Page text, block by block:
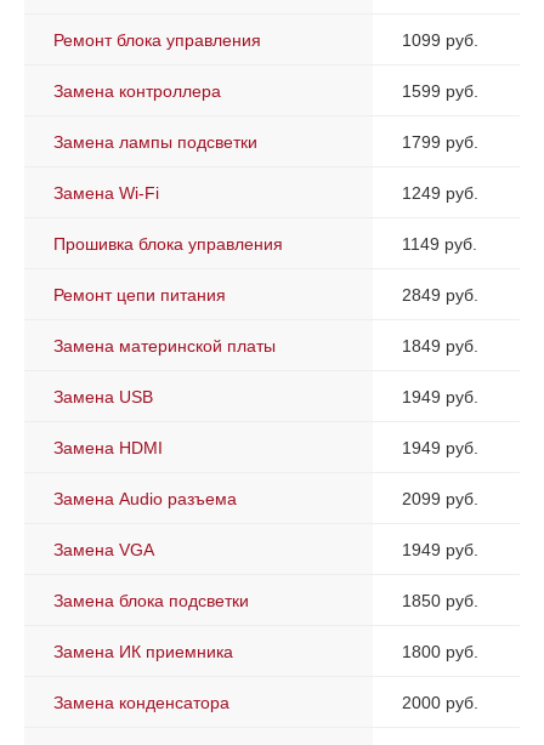
Ремонт блока управления 1099 руб.
Замена контроллера 1599 руб.
Замена лампы подсветки 1799 руб.
Замена Wi-Fi 1249 руб.
Прошивка блока управления 1149 руб.
Ремонт цепи питания 2849 руб.
Замена материнской платы 1849 руб.
Замена USB 1949 руб.
Замена HDMI 1949 руб.
Замена Audio разъема 2099 руб.
Замена VGA 1949 руб.
Замена блока подсветки 1850 руб.
Замена ИК приемника 1800 руб.
Замена конденсатора 2000 руб.